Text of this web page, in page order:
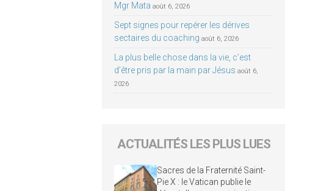
Mgr Mata août 6, 2026
Sept signes pour repérer les dérives
sectaires du coaching août 6, 2026
La plus belle chose dans la vie, c’est
d’être pris par la main par Jésus août 6,
2026
ACTUALITÉS LES PLUS LUES
Sacres de la Fraternité Saint-
Pie X : le Vatican publie le